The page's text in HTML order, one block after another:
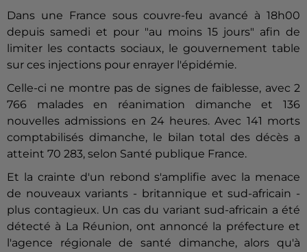
Dans une France sous couvre-feu avancé à 18h00
depuis samedi et pour "au moins 15 jours" afin de
limiter les contacts sociaux, le gouvernement table
sur ces injections pour enrayer l'épidémie.
Celle-ci ne montre pas de signes de faiblesse, avec 2
766 malades en réanimation dimanche et 136
nouvelles admissions en 24 heures. Avec 141 morts
comptabilisés dimanche, le bilan total des décès a
atteint 70 283, selon Santé publique France.
Et la crainte d'un rebond s'amplifie avec la menace
de nouveaux variants - britannique et sud-africain -
plus contagieux. Un cas du variant sud-africain a été
détecté à La Réunion, ont annoncé la préfecture et
l'agence régionale de santé dimanche, alors qu'à